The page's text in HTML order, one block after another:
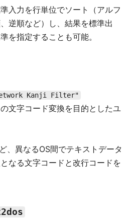
入力を行単位でソート（アルフ
逆順など）し、結果を標準出
を指定することも可能。
Kanji Filter"
文字コード変換を目的としたユ
、異なるOS間でテキストデータ
なる文字コードと改行コードを